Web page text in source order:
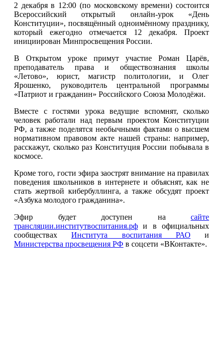
2 декабря в 12:00 (по московскому времени) состоится
Всероссийский открытый онлайн-урок «День
Конституции», посвящённый одноимённому празднику,
который ежегодно отмечается 12 декабря. Проект
инициирован Минпросвещения России.
В Открытом уроке примут участие Роман Царёв,
преподаватель права и обществознания школы
«Летово», юрист, магистр политологии, и Олег
Ярошенко, руководитель центральной программы
«Патриот и гражданин» Российского Союза Молодёжи.
Вместе с гостями урока ведущие вспомнят, сколько
человек работали над первым проектом Конституции
РФ, а также поделятся необычными фактами о высшем
нормативном правовом акте нашей страны: например,
расскажут, сколько раз Конституция России побывала в
космосе.
Кроме того, гости эфира заострят внимание на правилах
поведения школьников в интернете и объяснят, как не
стать жертвой кибербуллинга, а также обсудят проект
«Азбука молодого гражданина».
Эфир будет доступен на сайте
трансляции.институтвоспитания.рф и в официальных
сообществахИнститута воспитания РАО и
Министерства просвещения РФ в соцсети «ВКонтакте».